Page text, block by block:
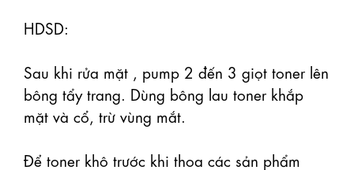
HDSD:
Sau khi rửa mặt , pump 2 đến 3 giọt toner lên
bông tẩy trang. Dùng bông lau toner khắp
mặt và cổ, trừ vùng mắt.
Để toner khô trước khi thoa các sản phẩm